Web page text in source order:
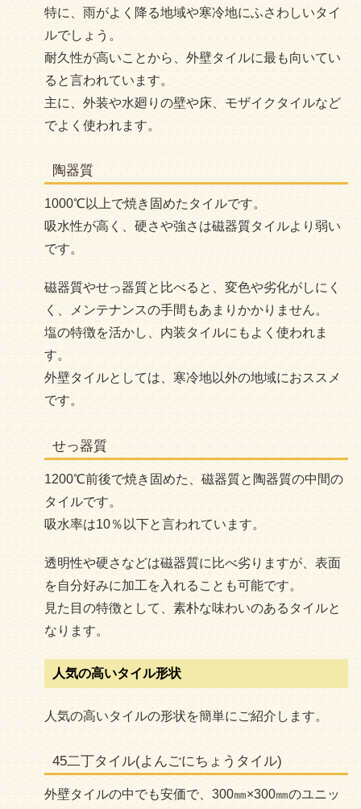
特に、雨がよく降る地域や寒冷地にふさわしいタイ
ルでしょう。
耐久性が高いことから、外壁タイルに最も向いてい
ると言われています。
主に、外装や水廻りの壁や床、モザイクタイルなど
でよく使われます。
陶器質
1000℃以上で焼き固めたタイルです。
吸水性が高く、硬さや強さは磁器質タイルより弱い
です。
磁器質やせっ器質と比べると、変色や劣化がしにく
く、メンテナンスの手間もあまりかかりません。
塩の特徴を活かし、内装タイルにもよく使われま
す。
外壁タイルとしては、寒冷地以外の地域におススメ
です。
せっ器質
1200℃前後で焼き固めた、磁器質と陶器質の中間の
タイルです。
吸水率は10％以下と言われています。
透明性や硬さなどは磁器質に比べ劣りますが、表面
を自分好みに加工を入れることも可能です。
見た目の特徴として、素朴な味わいのあるタイルと
なります。
人気の高いタイル形状
人気の高いタイルの形状を簡単にご紹介します。
45二丁タイル(よんごにちょうタイル)
外壁タイルの中でも安価で、300㎜×300㎜のユニッ